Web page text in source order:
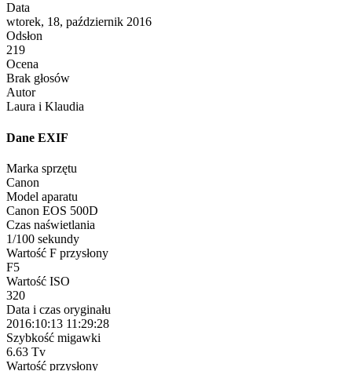
Data
wtorek, 18, październik 2016
Odsłon
219
Ocena
Brak głosów
Autor
Laura i Klaudia
Dane EXIF
Marka sprzętu
Canon
Model aparatu
Canon EOS 500D
Czas naświetlania
1/100 sekundy
Wartość F przysłony
F5
Wartość ISO
320
Data i czas oryginału
2016:10:13 11:29:28
Szybkość migawki
6.63 Tv
Wartość przysłony